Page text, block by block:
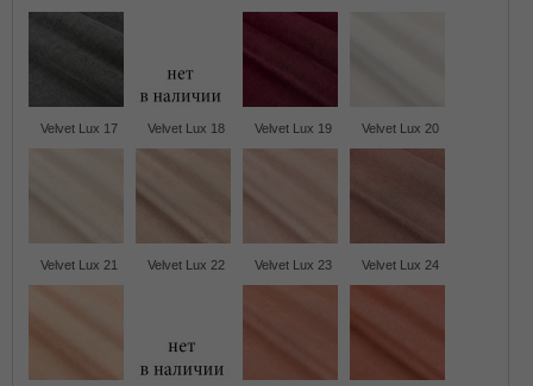
Velvet Lux 17 Velvet Lux 18 Velvet Lux 19 Velvet Lux 20
Velvet Lux 21 Velvet Lux 22 Velvet Lux 23 Velvet Lux 24